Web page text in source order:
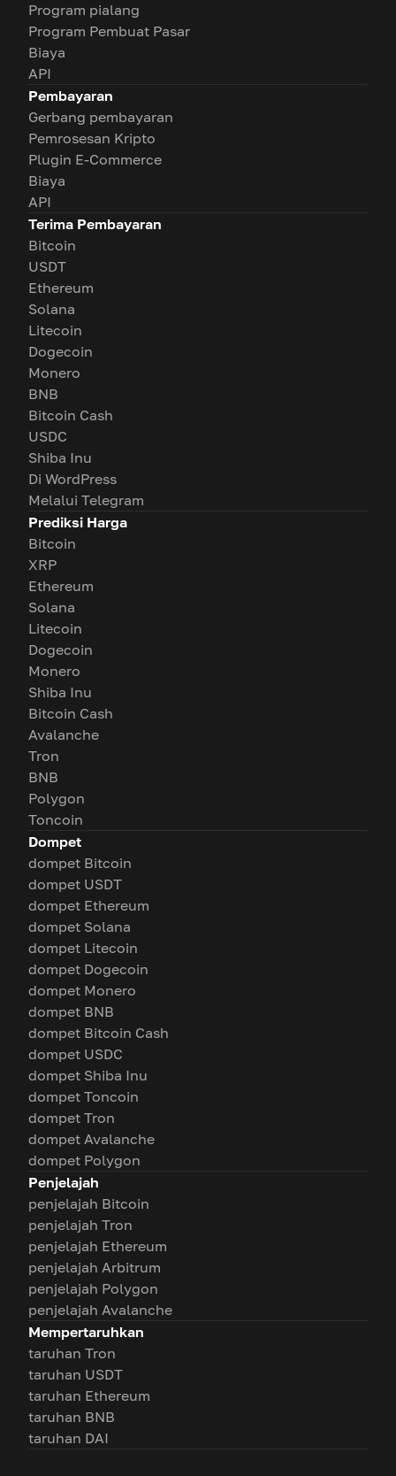
Program pialang
Program Pembuat Pasar
Biaya
API
Pembayaran
Gerbang pembayaran
Pemrosesan Kripto
Plugin E-Commerce
Biaya
API
Terima Pembayaran
Bitcoin
USDT
Ethereum
Solana
Litecoin
Dogecoin
Monero
BNB
Bitcoin Cash
USDC
Shiba Inu
Di WordPress
Melalui Telegram
Prediksi Harga
Bitcoin
XRP
Ethereum
Solana
Litecoin
Dogecoin
Monero
Shiba Inu
Bitcoin Cash
Avalanche
Tron
BNB
Polygon
Toncoin
Dompet
dompet Bitcoin
dompet USDT
dompet Ethereum
dompet Solana
dompet Litecoin
dompet Dogecoin
dompet Monero
dompet BNB
dompet Bitcoin Cash
dompet USDC
dompet Shiba Inu
dompet Toncoin
dompet Tron
dompet Avalanche
dompet Polygon
Penjelajah
penjelajah Bitcoin
penjelajah Tron
penjelajah Ethereum
penjelajah Arbitrum
penjelajah Polygon
penjelajah Avalanche
Mempertaruhkan
taruhan Tron
taruhan USDT
taruhan Ethereum
taruhan BNB
taruhan DAI